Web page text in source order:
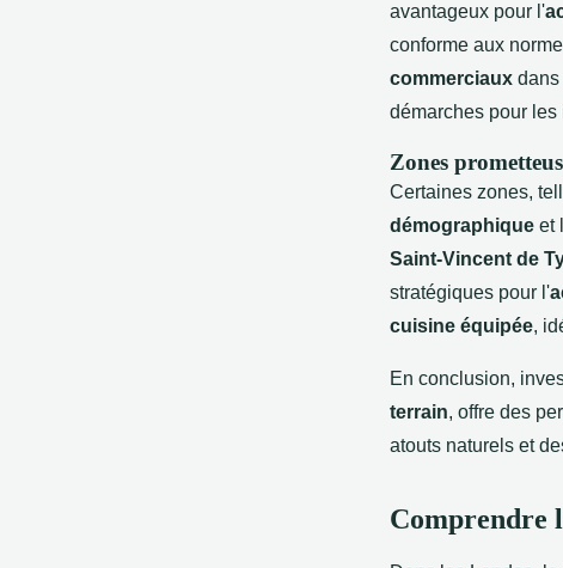
avantageux pour l'
conforme aux
commerciaux dans
démarches pour les
Zones
Certaines zones,
démographique et
Saint-Vincent de
stratégiques pour l'
cuisine équipée,
En conclusion,
terrain, offre des
atouts naturels et
Comprendre